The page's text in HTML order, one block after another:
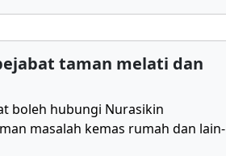
taman melati dan
boleh hubungi Nurasikin
masalah kemas rumah dan lain-